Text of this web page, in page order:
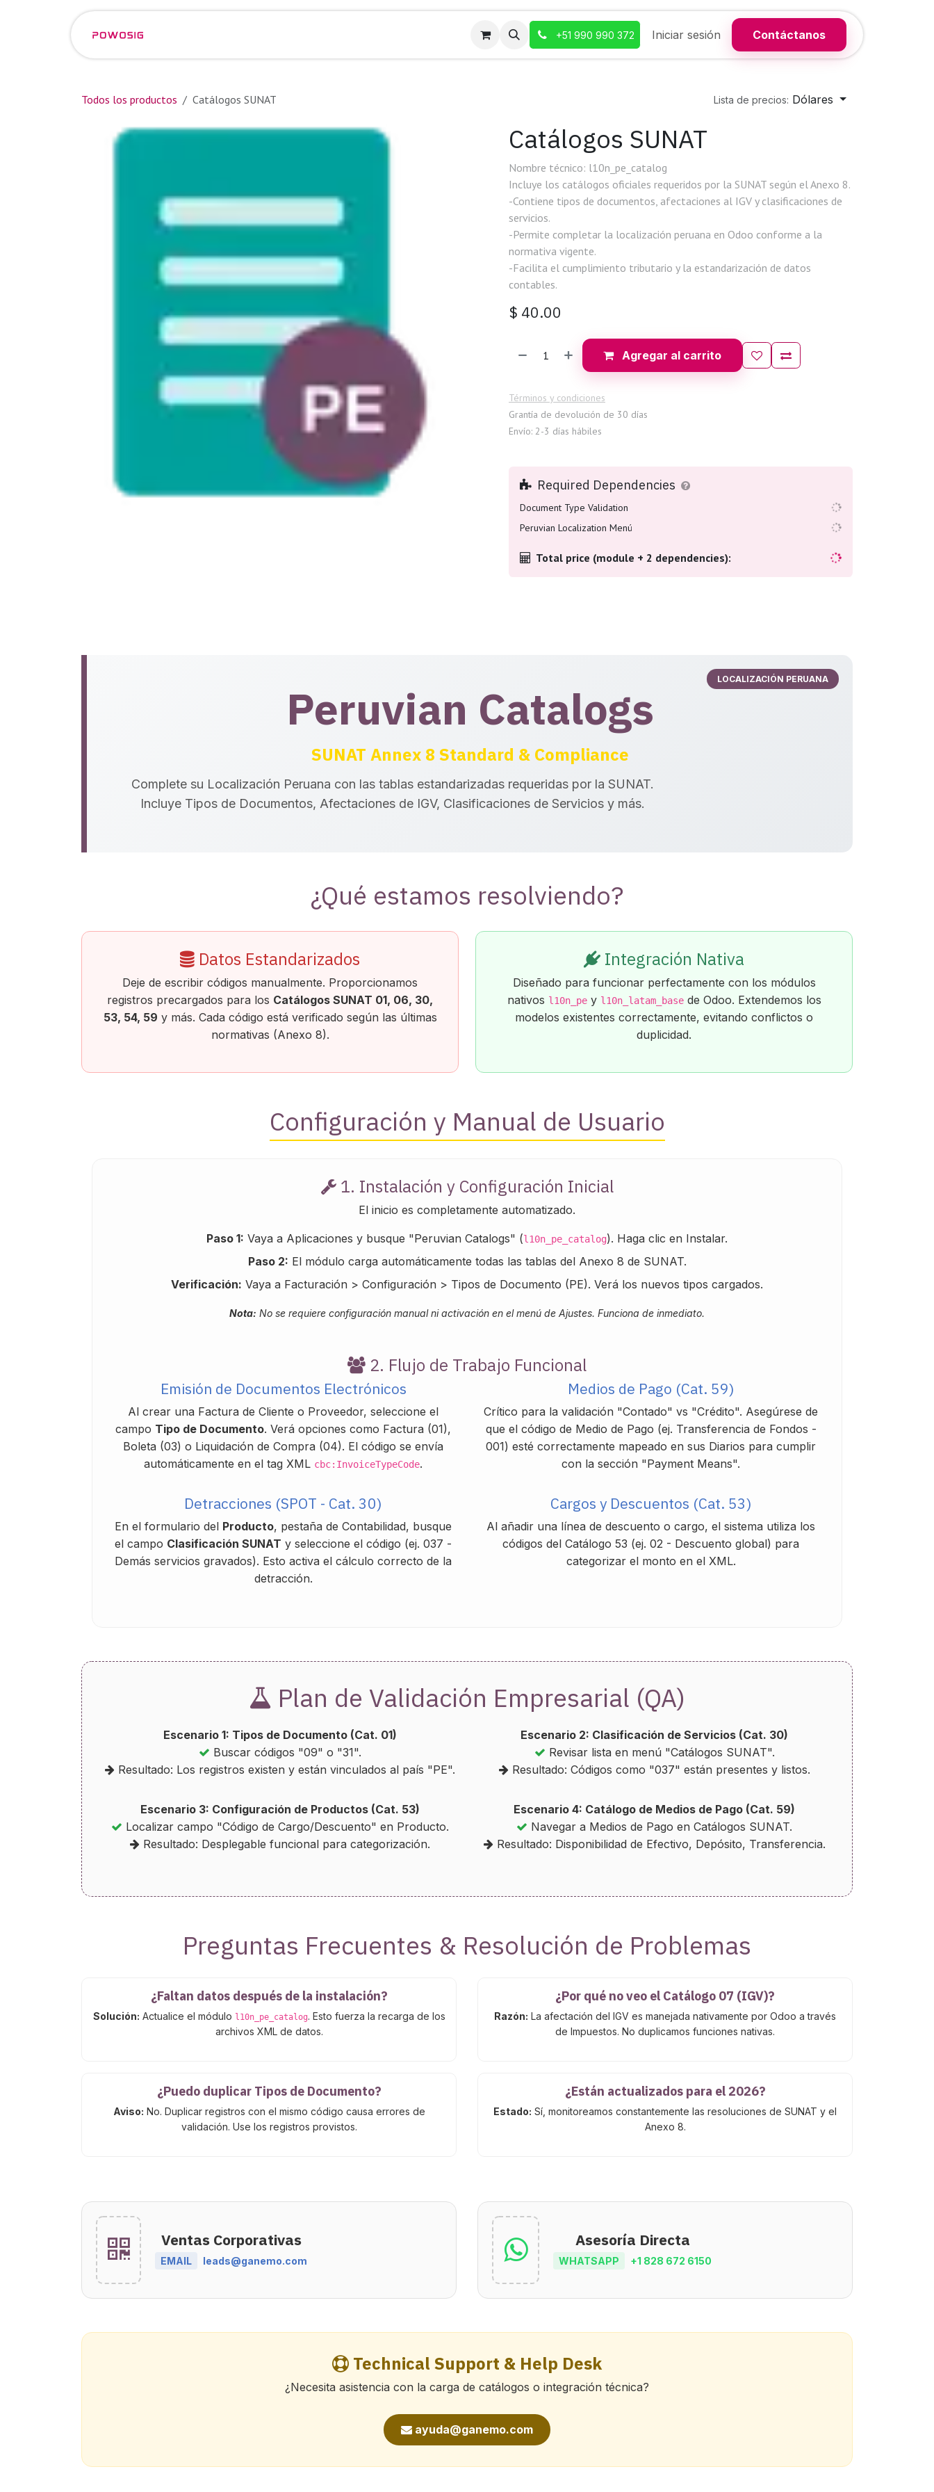
+51 990 990 372 Iniciar sesión Contáctanos
Todos los productos Catálogos SUNAT Lista de precios: Dólares
Catálogos SUNAT
Nombre técnico: l10n_pe_catalog
Incluye los catálogos oficiales requeridos por la SUNAT según el Anexo 8.
-Contiene tipos de documentos, afectaciones al IGV y clasificaciones de
servicios.
-Permite completar la localización peruana en Odoo conforme a la
normativa vigente.
-Facilita el cumplimiento tributario y la estandarización de datos
contables.
$ 40.00
Agregar al carrito
Términos y condiciones
Grantía de devolución de 30 días
Envío: 2-3 días hábiles
Required Dependencies
Document Type Validation
Peruvian Localization Menú
Total price (module + 2 dependencies):
LOCALIZACIÓN PERUANA
Peruvian Catalogs
SUNAT Annex 8 Standard & Compliance
Complete su Localización Peruana con las tablas estandarizadas requeridas por la SUNAT.
Incluye Tipos de Documentos, Afectaciones de IGV, Clasificaciones de Servicios y más.
¿Qué estamos resolviendo?
Datos Estandarizados
Deje de escribir códigos manualmente. Proporcionamos
registros precargados para los Catálogos SUNAT 01, 06, 30,
53, 54, 59 y más. Cada código está verificado según las últimas
normativas (Anexo 8).
Integración Nativa
Diseñado para funcionar perfectamente con los módulos
nativos l10n_pey l10n_latam_basede Odoo. Extendemos los
modelos existentes correctamente, evitando conflictos o
duplicidad.
Configuración y Manual de Usuario
1. Instalación y Configuración Inicial
El inicio es completamente automatizado.
Paso 1: Vaya a Aplicaciones y busque "Peruvian Catalogs" (l10n_pe_catalog). Haga clic en Instalar.
Paso 2: El módulo carga automáticamente todas las tablas del Anexo 8 de SUNAT.
Verificación: Vaya a Facturación > Configuración > Tipos de Documento (PE). Verá los nuevos tipos cargados.
Nota: No se requiere configuración manual ni activación en el menú de Ajustes. Funciona de inmediato.
2. Flujo de Trabajo Funcional
Emisión de Documentos Electrónicos
Al crear una Factura de Cliente o Proveedor, seleccione el
campo Tipo de Documento. Verá opciones como Factura (01),
Boleta (03) o Liquidación de Compra (04). El código se envía
automáticamente en el tag XML cbc:InvoiceTypeCode.
Medios de Pago (Cat. 59)
Crítico para la validación "Contado" vs "Crédito". Asegúrese de
que el código de Medio de Pago (ej. Transferencia de Fondos -
001) esté correctamente mapeado en sus Diarios para cumplir
con la sección "Payment Means".
Detracciones (SPOT - Cat. 30)
En el formulario del Producto, pestaña de Contabilidad, busque
el campo Clasificación SUNAT y seleccione el código (ej. 037 -
Demás servicios gravados). Esto activa el cálculo correcto de la
detracción.
Cargos y Descuentos (Cat. 53)
Al añadir una línea de descuento o cargo, el sistema utiliza los
códigos del Catálogo 53 (ej. 02 - Descuento global) para
categorizar el monto en el XML.
Plan de Validación Empresarial (QA)
Escenario 1: Tipos de Documento (Cat. 01)
Buscar códigos "09" o "31".
Resultado: Los registros existen y están vinculados al país "PE".
Escenario 2: Clasificación de Servicios (Cat. 30)
Revisar lista en menú "Catálogos SUNAT".
Resultado: Códigos como "037" están presentes y listos.
Escenario 3: Configuración de Productos (Cat. 53)
Localizar campo "Código de Cargo/Descuento" en Producto.
Resultado: Desplegable funcional para categorización.
Escenario 4: Catálogo de Medios de Pago (Cat. 59)
Navegar a Medios de Pago en Catálogos SUNAT.
Resultado: Disponibilidad de Efectivo, Depósito, Transferencia.
Preguntas Frecuentes & Resolución de Problemas
¿Faltan datos después de la instalación?
Solución: Actualice el módulo l10n_pe_catalog. Esto fuerza la recarga de los
archivos XML de datos.
¿Por qué no veo el Catálogo 07 (IGV)?
Razón: La afectación del IGV es manejada nativamente por Odoo a través
de Impuestos. No duplicamos funciones nativas.
¿Puedo duplicar Tipos de Documento?
Aviso: No. Duplicar registros con el mismo código causa errores de
validación. Use los registros provistos.
¿Están actualizados para el 2026?
Estado: Sí, monitoreamos constantemente las resoluciones de SUNAT y el
Anexo 8.
Ventas Corporativas
EMAIL leads@ganemo.com
Asesoría Directa
WHATSAPP +1 828 672 6150
Technical Support & Help Desk
¿Necesita asistencia con la carga de catálogos o integración técnica?
ayuda@ganemo.com